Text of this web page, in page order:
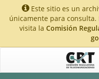
Este sitio es un
únicamente para consulta.
visita la Comisión